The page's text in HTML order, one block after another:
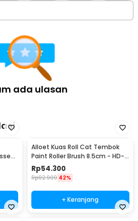
untuk pembelian produk ini:
Perangkap Tikus Kandang Besi Automatic
ada ulasan
Alloet Kuas Roll Cat Tembok
Paint Roller Brush 8.5cm - HD-
TVYQS
Rp54.300
Rp92.900 42%
+ Keranjang